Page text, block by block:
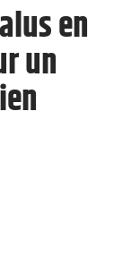
en
un